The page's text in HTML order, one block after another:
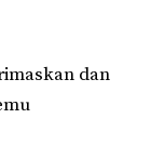
dan